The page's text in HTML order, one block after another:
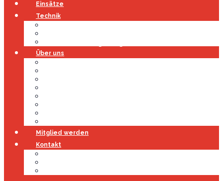
Einsätze
Technik
Über uns
Mitglied werden
Kontakt